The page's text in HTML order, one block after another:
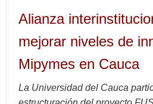
Alianza
mejorar niveles de
Mipymes en Cauca
La Universidad del Cauca